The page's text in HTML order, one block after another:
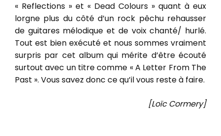
« Reflections » et « Dead Colours » quant à eux
lorgne plus du côté d’un rock pêchu rehausser
de guitares mélodique et de voix chanté/ hurlé.
Tout est bien exécuté et nous sommes vraiment
surpris par cet album qui mérite d’être écouté
surtout avec un titre comme « A Letter From The
Past ». Vous savez donc ce qu’il vous reste à faire.
[Loïc Cormery]